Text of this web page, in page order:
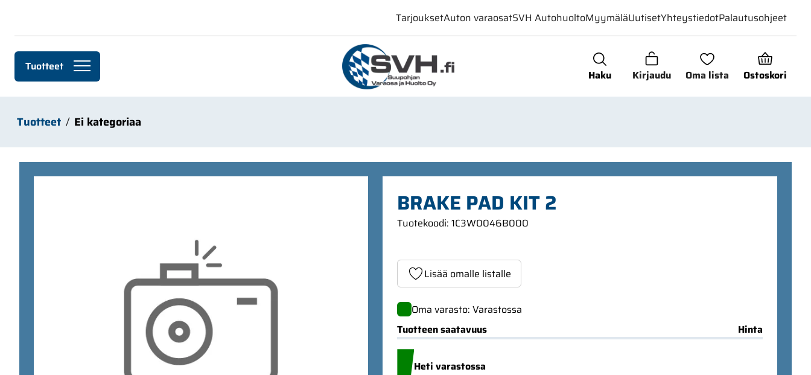
Haku Kirjaudu Oma lista Ostoskori
Tuotteet
TarjouksetAuton varaosatSVH AutohuoltoMyymäläUutisetYhteystiedotPalautusohjeet
Tuotteet Ei kategoriaa
BRAKE PAD KIT 2
Ohita kuvat
Tuotekoodi: 1C3W0046B000
Lisää omalle listalle
Oma varasto: Varastossa
Tuotteen saatavuus
Hinta
Heti varastossa